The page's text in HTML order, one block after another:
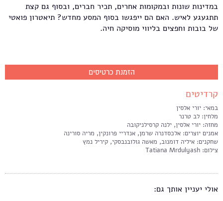
במדינות שונות ובמקומות אחרים, תכיר חברים, ובסוף גם קצת
תתגעגע לאיש. האם הם ייפגשו בסוף המסע מחדש? תיאטרון פואטי
של בובות וחפצים בליווי מוסיקה חיה.
הזמנת כרטיסים
קרדיטים
במאי: יורי אלסין
מלחין: לב טרנר
מחזה: יורי אלסין, ילנה קרסילניקובה
אמנים יוצרים: אלכסדנרה שרמן, אנדריי פרונקין, מריה סורינה
שחקנים: איליה דומנוב, מאשה גולובנבסקי, קיריל נמץ
צילום: Tatiana Mrdulyash
אולי יעניין אותך גם: